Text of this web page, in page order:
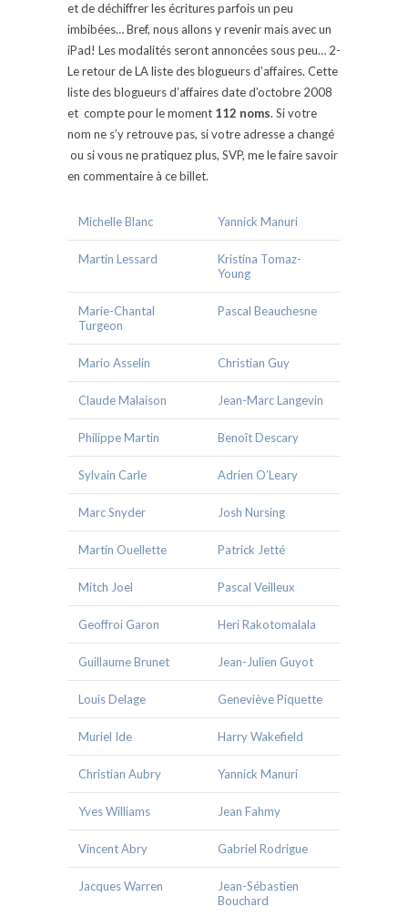
et de déchiffrer les écritures parfois un peu
imbibées… Bref, nous allons y revenir mais avec un
iPad! Les modalités seront annoncées sous peu… 2-
Le retour de LA liste des blogueurs d’affaires. Cette
liste des blogueurs d’affaires date d’octobre 2008
et compte pour le moment 112 noms. Si votre
nom ne s’y retrouve pas, si votre adresse a changé
ou si vous ne pratiquez plus, SVP, me le faire savoir
en commentaire à ce billet.
Michelle Blanc Yannick Manuri
Martin Lessard
Kristina Tomaz-
Young
Marie-Chantal
Turgeon
Pascal Beauchesne
Mario Asselin Christian Guy
Claude Malaison Jean-Marc Langevin
Philippe Martin Benoît Descary
Sylvain Carle Adrien O’Leary
Marc Snyder Josh Nursing
Martin Ouellette Patrick Jetté
Mitch Joel Pascal Veilleux
Geoffroi Garon Heri Rakotomalala
Guillaume Brunet Jean-Julien Guyot
Louis Delage Geneviève Piquette
Muriel Ide Harry Wakefield
Christian Aubry Yannick Manuri
Yves Williams Jean Fahmy
Vincent Abry Gabriel Rodrigue
Jacques Warren
Jean-Sébastien
Bouchard